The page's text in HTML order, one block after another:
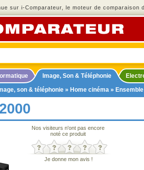
sur i-Comparateur, le moteur de comparaison
Image, Son & Téléphonie
son & téléphonie » Home cinéma »
Nos visiteurs n'ont pas encore
noté ce produit
Je donne mon avis !